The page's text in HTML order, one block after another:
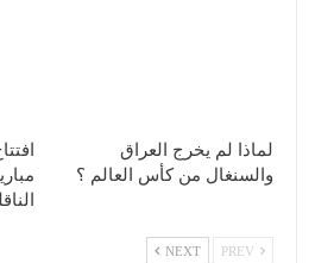
لماذا لم يخرج العراق
والسنغال من كأس العالم ؟
NEXT